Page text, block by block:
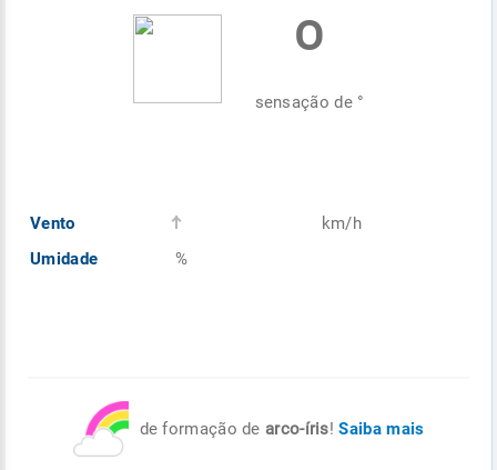
º
sensação de °
Vento
Umidade
%
km/h
de formação de arco-íris!Saiba mais